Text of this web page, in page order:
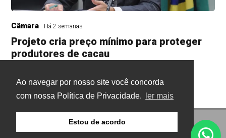
Ao navegar por nosso site você concorda
com nossa Política de Privacidade.
ler mais
Estou de acordo
Câmara Há 2 semanas
Projeto cria preço mínimo para proteger
produtores de cacau
© Copyright 2026 - Gazeta Buritis - Todos os direitos